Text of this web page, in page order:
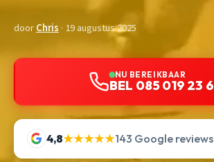
doorChris · 19 augustus 2025
NU BEREIKBAAR
BEL 085 019 23
4,8★★★★★143 Google reviews